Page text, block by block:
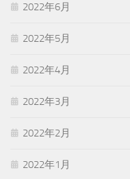
2022年6月
2022年5月
2022年4月
2022年3月
2022年2月
2022年1月